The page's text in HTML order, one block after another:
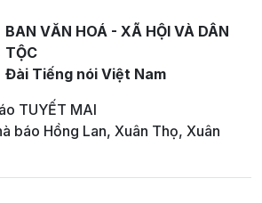
BAN VĂN HOÁ - XÃ HỘI VÀ DÂN
TỘC
Đài Tiếng nói Việt Nam
TUYẾT MAI
báo Hồng Lan, Xuân Thọ, Xuân